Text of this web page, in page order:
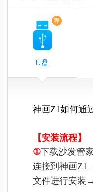
荐
U盘
神画Z1如何通
【安装流程】
①下载沙发管
连接到神画Z1
文件进行安装 →